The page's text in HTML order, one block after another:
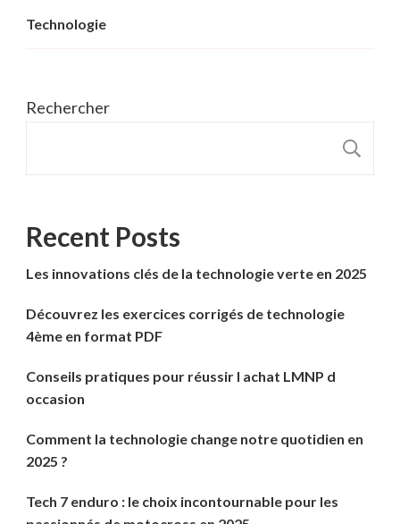
Technologie
Rechercher
Recent Posts
Les innovations clés de la technologie verte en 2025
Découvrez les exercices corrigés de technologie
4ème en format PDF
Conseils pratiques pour réussir l achat LMNP d
occasion
Comment la technologie change notre quotidien en
2025 ?
Tech 7 enduro : le choix incontournable pour les